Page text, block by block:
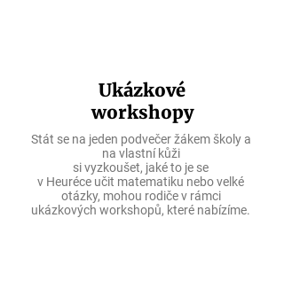
Ukázkové
workshopy
Stát se na jeden podvečer žákem školy a
na vlastní kůži
si vyzkoušet, jaké to je se
v Heuréce učit matematiku nebo velké
otázky, mohou rodičev rámci
ukázkových workshopů, které nabízíme.